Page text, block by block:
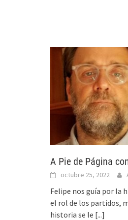
A Pie de Página
octubre 25, 2022
Felipe nos guía por la
el rol de los partidos,
historia se le [...]